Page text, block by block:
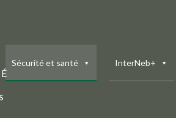
Sécurité et santé InterNeb+